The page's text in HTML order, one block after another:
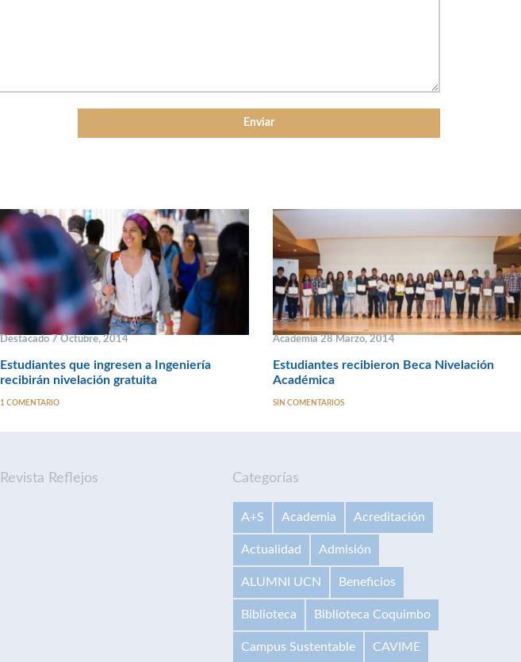
Destacado 7 Octubre, 2014
Estudiantes que ingresen a Ingeniería
recibirán nivelación gratuita
1 COMENTARIO
Academia 28 Marzo, 2014
Estudiantes recibieron Beca Nivelación
Académica
SIN COMENTARIOS
Revista Reflejos Categorías
A+S Academia Acreditación
Actualidad Admisión
ALUMNI UCN Beneficios
Biblioteca Biblioteca Coquimbo
Campus Sustentable CAVIME